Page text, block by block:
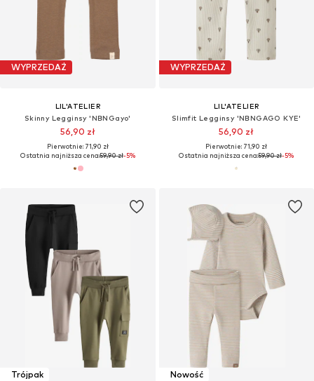
WYPRZEDAŻ
LIL'ATELIER
Skinny Legginsy 'NBNGayo'
56,90 zł
Pierwotnie: 71,90 zł
Ostatnia najniższa cena:59,90 zł-5%
WYPRZEDAŻ
LIL'ATELIER
Slimfit Legginsy 'NBNGAGO KYE'
56,90 zł
Pierwotnie: 71,90 zł
Ostatnia najniższa cena:59,90 zł-5%
Trójpak Nowość